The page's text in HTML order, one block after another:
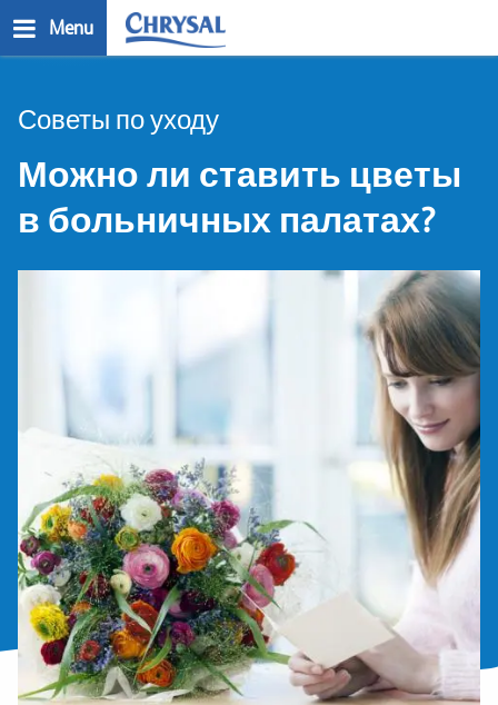
to
Menu
Советы по уходу
Можно ли ставить цветы
в больничных палатах?